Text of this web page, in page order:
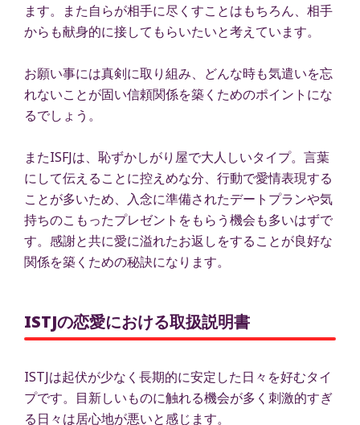
ます。また自らが相手に尽くすことはもちろん、相手
からも献身的に接してもらいたいと考えています。
お願い事には真剣に取り組み、どんな時も気遣いを忘
れないことが固い信頼関係を築くためのポイントにな
るでしょう。
またISFJは、恥ずかしがり屋で大人しいタイプ。言葉
にして伝えることに控えめな分、行動で愛情表現する
ことが多いため、入念に準備されたデートプランや気
持ちのこもったプレゼントをもらう機会も多いはずで
す。感謝と共に愛に溢れたお返しをすることが良好な
関係を築くための秘訣になります。
ISTJの恋愛における取扱説明書
ISTJは起伏が少なく長期的に安定した日々を好むタイ
プです。目新しいものに触れる機会が多く刺激的すぎ
る日々は居心地が悪いと感じます。